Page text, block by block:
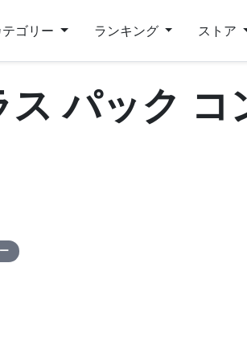
ゴリー ランキング ストア
パック コ